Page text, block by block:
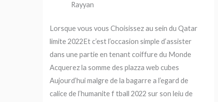
Rayyan
Lorsque vous vous Choisissez au sein du Qatar
limite 2022Et c’est l’occasion simple d’assister
dans une partie en tenant coiffure du Monde
Acquerez la somme des plazza web cubes
Aujourd’hui malgre de la bagarre a l’egard de
calice de l’humanite f tball 2022 sur son leiu de